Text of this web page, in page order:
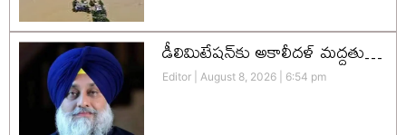
డీలిమిటేషన్‌కు అకాలీదళ్‌ మద్దతు…
Editor August 8, 2026 6:54 pm